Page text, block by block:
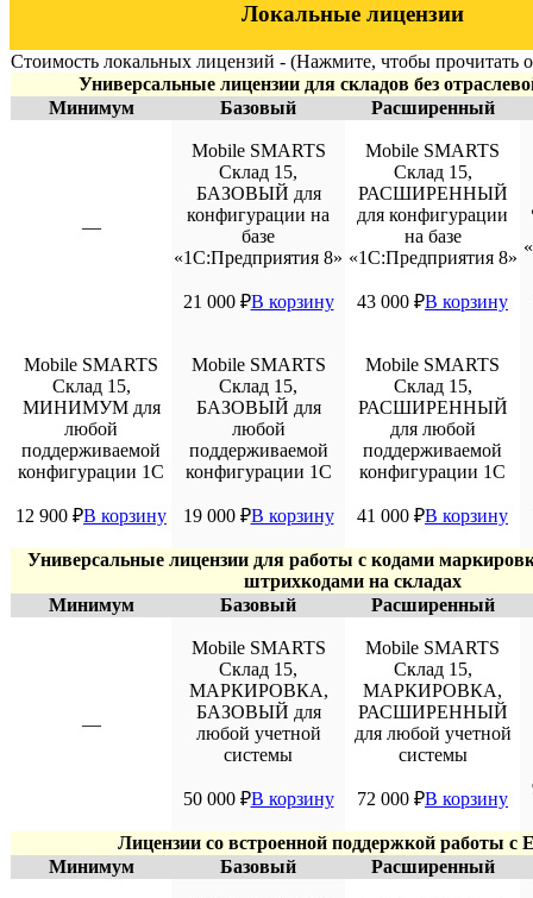
Локальные лицензии
Стоимость локальных лицензий - (Нажмите, чтобы прочитать
Универсальные лицензии для складов без
Минимум
Базовый Расширенный
—
Mobile SMARTS
Склад 15,
БАЗОВЫЙ для
конфигурации на
базе
«1С:Предприятия 8»
21 000 ₽В корзину
Mobile SMARTS
Склад 15,
РАСШИРЕННЫЙ
для конфигурации
на базе
«1С:Предприятия 8»
43 000 ₽В корзину
Mobile SMARTS
Склад 15,
МИНИМУМ для
любой
поддерживаемой
конфигурации 1С
12 900 ₽В корзину
Mobile SMARTS
Склад 15,
БАЗОВЫЙ для
любой
поддерживаемой
конфигурации 1С
19 000 ₽В корзину
Mobile SMARTS
Склад 15,
РАСШИРЕННЫЙ
для любой
поддерживаемой
конфигурации 1С
41 000 ₽В корзину
Универсальные лицензии для работы с кодами
штрихкодами на складах
Минимум
Базовый Расширенный
—
Mobile SMARTS
Склад 15,
МАРКИРОВКА,
БАЗОВЫЙ для
любой учетной
системы
50 000 ₽В корзину
Mobile SMARTS
Склад 15,
МАРКИРОВКА,
РАСШИРЕННЫЙ
для любой учетной
системы
72 000 ₽В корзину
Лицензии со встроенной поддержкой работы
Минимум
Базовый Расширенный